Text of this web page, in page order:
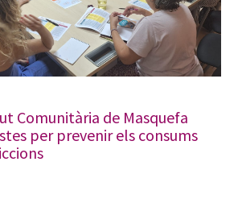
Comunitària de Masquefa
per prevenir els consums